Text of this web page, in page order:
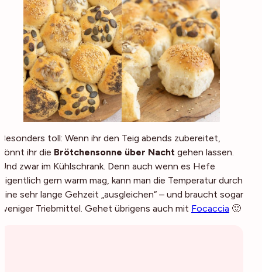
Besonders toll: Wenn ihr den Teig abends zubereitet,
könnt ihr die Brötchensonne über Nacht gehen lassen.
Und zwar im Kühlschrank. Denn auch wenn es Hefe
eigentlich gern warm mag, kann man die Temperatur durch
eine sehr lange Gehzeit „ausgleichen“ – und braucht sogar
weniger Triebmittel. Gehet übrigens auch mit Focaccia 🙂